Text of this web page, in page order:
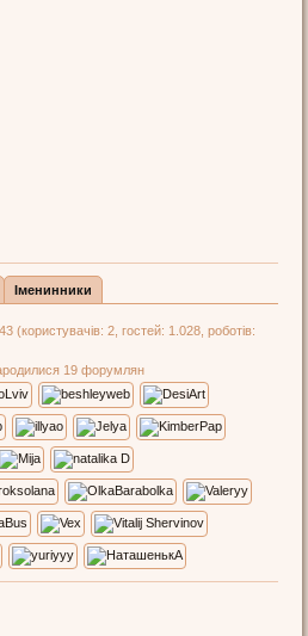
Іменинники
(користувачів: 2, гостей: 1.028, роботів:
19 форумлян